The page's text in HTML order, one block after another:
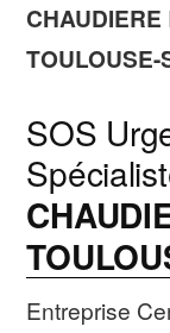
CHAUDIERE
TOULOUSE-
SOS
Entreprise